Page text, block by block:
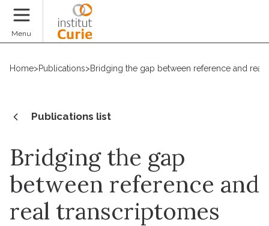
Menu
Home>Publications>Bridging the gap between reference and real
Publications list
Bridging the gap
between reference and
real transcriptomes